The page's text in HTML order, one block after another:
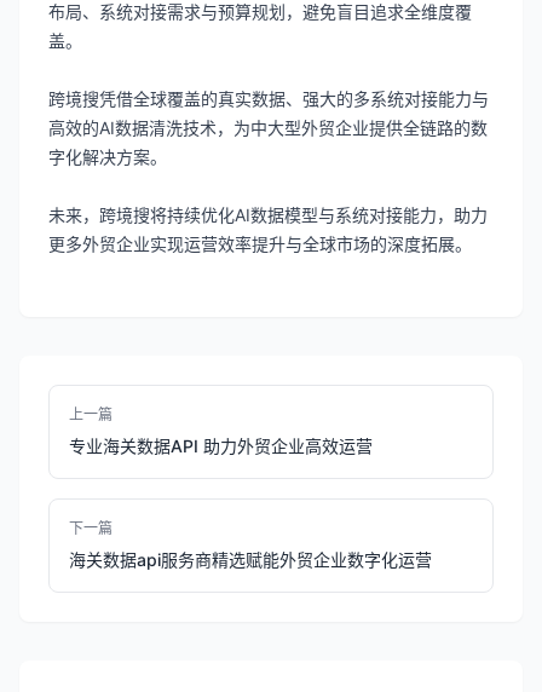
布局、系统对接需求与预算规划，避免盲目追求全维度覆
盖。
跨境搜凭借全球覆盖的真实数据、强大的多系统对接能力与
高效的AI数据清洗技术，为中大型外贸企业提供全链路的数
字化解决方案。
未来，跨境搜将持续优化AI数据模型与系统对接能力，助力
更多外贸企业实现运营效率提升与全球市场的深度拓展。
上一篇
专业海关数据API 助力外贸企业高效运营
下一篇
海关数据api服务商精选赋能外贸企业数字化运营